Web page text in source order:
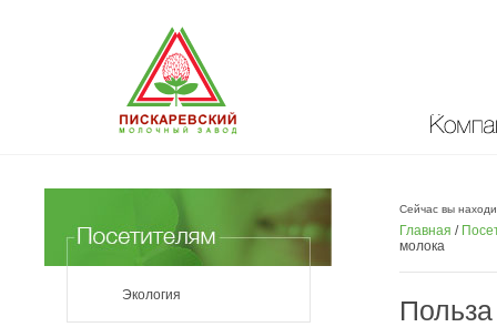
Экология
Сейчас вы
Главная /
молока